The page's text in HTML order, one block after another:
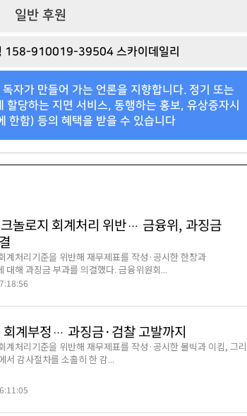
일반 후원
158-910019-39504 스카이데일리
자가 만들어 가는 언론을 지향합니다. 정기 또는
할당하는 지면 서비스, 동행하는 홍보, 유상증자시
한함) 등의 혜택을 받을 수 있습니다
놀로지 회계처리 위반… 금융위, 과징금
계처리기준을 위반해 재무제표를 작성·공시한 한창과
대해 과징금 부과를 의결했다. 금융위원회...
회계부정… 과징금·검찰 고발까지
계처리기준을 위반해 재무제표를 작성·공시한 볼빅과 이킴, 그
서 감사절차를 소홀히 한 감...